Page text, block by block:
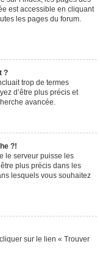
est accessible en cliquant
les pages du forum.
?
trop de termes
d’être plus précis et
avancée.
?!
le serveur puisse les
plus précis dans les
lesquels vous souhaitez
sur le lien « Trouver